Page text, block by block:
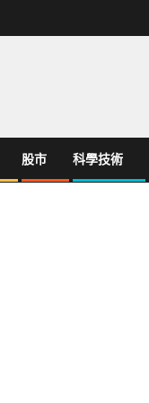
股市 科學技術